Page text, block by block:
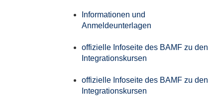
Informationen und
Anmeldeunterlagen
offizielle Infoseite des BAMF zu den
Integrationskursen
offizielle Infoseite des BAMF zu den
Integrationskursen